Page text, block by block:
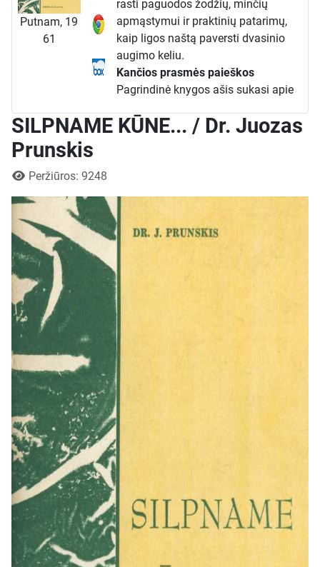
Putnam, 19
61
rasti paguodos žodžių, minčių
apmąstymui ir praktinių patarimų,
kaip ligos naštą paversti dvasinio
augimo keliu.
Kančios prasmės paieškos
Pagrindinė knygos ašis sukasi apie
patirties klausimų – kančios
to, jis kviečia skaitytoją įžvelgti
kančioje gilesnę, atperkančiąją vertę.
Knygoje teigiama, kad liga, nors ir
apsivalymo ir stiprybės šaltiniu. J.
Prunskis moko, kad kentėjimai,
sujungti su Kristaus Kančia, įgyja
antgamtinę prasmę ir tampa
nuopelnu amžinybei. Ši mintis ypač
paguodžia tuos, kurie jaučiasi
bejėgiai ir nereikalingi. Autorius
pabrėžia, kad net gulėdamas ligos
patale žmogus gali būti aktyvus
Dievo bendradarbis, savo kančią
aukodamas už save ir kitus.
Išsami struktūra ir praktiniai
patarimai
Knyga suskirstyta į šešias
pagrindines dalis, nuosekliai
vedančias skaitytoją per įvairius
SILPNAME KŪNE... / Dr. Juozas
Prunskis
Išsami informacija
Peržiūros: 9248